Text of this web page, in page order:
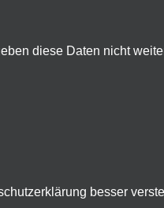
diese Daten nicht
besser